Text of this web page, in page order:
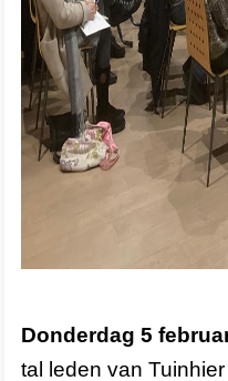
Donderdag 5
tal leden van